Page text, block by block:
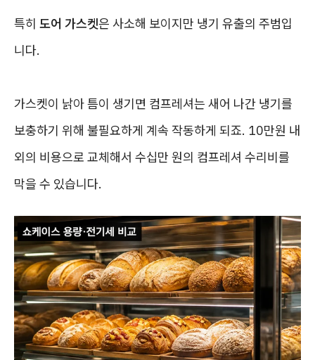
특히 도어 가스켓은 사소해 보이지만 냉기 유출의 주범입
니다.
가스켓이 낡아 틈이 생기면 컴프레셔는 새어 나간 냉기를
보충하기 위해 불필요하게 계속 작동하게 되죠. 10만원 내
외의 비용으로 교체해서 수십만 원의 컴프레셔 수리비를
막을 수 있습니다.